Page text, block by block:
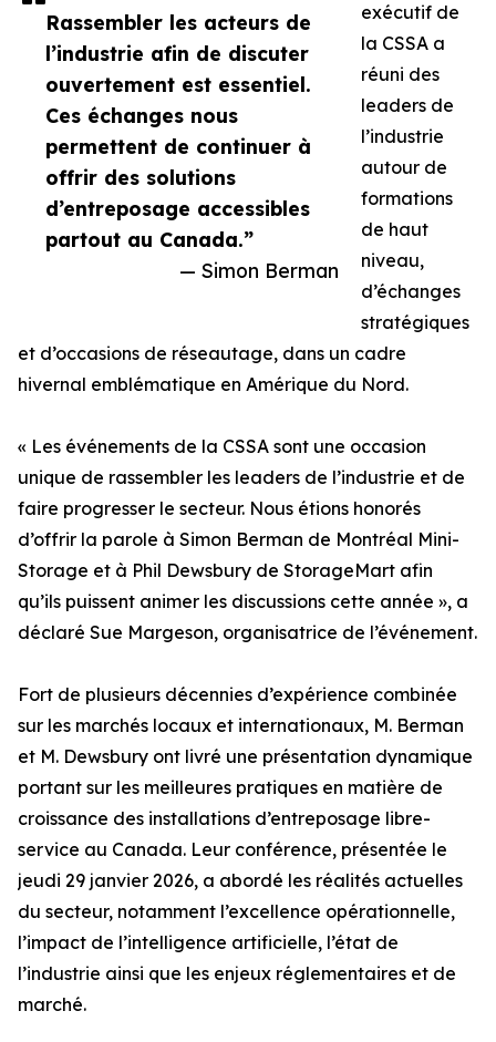
Rassembler les acteurs de
l’industrie afin de discuter
ouvertement est essentiel.
Ces échanges nous
permettent de continuer à
offrir des solutions
d’entreposage accessibles
partout au Canada.”
— Simon Berman
exécutif de
la CSSA a
réuni des
leaders de
l’industrie
autour de
formations
de haut
niveau,
d’échanges
stratégiques
et d’occasions de réseautage, dans un cadre
hivernal emblématique en Amérique du Nord.
« Les événements de la CSSA sont une occasion
unique de rassembler les leaders de l’industrie et de
faire progresser le secteur. Nous étions honorés
d’offrir la parole à Simon Berman de Montréal Mini-
Storage et à Phil Dewsbury de StorageMart afin
qu’ils puissent animer les discussions cette année », a
déclaré Sue Margeson, organisatrice de l’événement.
Fort de plusieurs décennies d’expérience combinée
sur les marchés locaux et internationaux, M. Berman
et M. Dewsbury ont livré une présentation dynamique
portant sur les meilleures pratiques en matière de
croissance des installations d’entreposage libre-
service au Canada. Leur conférence, présentée le
jeudi 29 janvier 2026, a abordé les réalités actuelles
du secteur, notamment l’excellence opérationnelle,
l’impact de l’intelligence artificielle, l’état de
l’industrie ainsi que les enjeux réglementaires et de
marché.